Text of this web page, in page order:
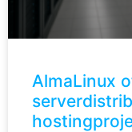
AlmaLinux